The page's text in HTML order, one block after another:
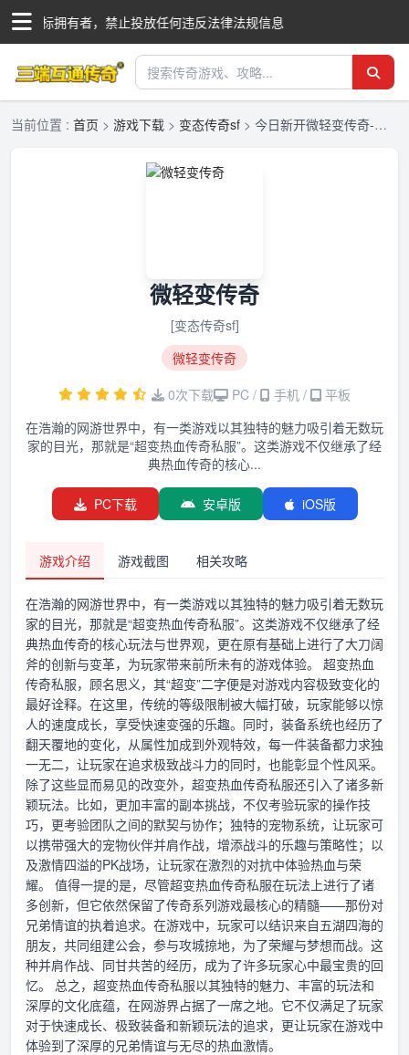
商标拥有者，禁止投放任何违反法律法规信息
当前位置 : 首页 > 游戏下载 > 变态传奇sf > 今日新开微轻变传奇-微轻变传奇最新版本-三端互通传奇发布网
微轻变传奇
[变态传奇sf]
微轻变传奇
0次下载
PC / 手机 /
平板
在浩瀚的网游世界中，有一类游戏以其独特的魅力吸引着无数玩
家的目光，那就是“超变热血传奇私服”。这类游戏不仅继承了经
典热血传奇的核心...
PC下载 安卓版 iOS版
游戏介绍 游戏截图 相关攻略
在浩瀚的网游世界中，有一类游戏以其独特的魅力吸引着无数玩
家的目光，那就是“超变热血传奇私服”。这类游戏不仅继承了经
典热血传奇的核心玩法与世界观，更在原有基础上进行了大刀阔
斧的创新与变革，为玩家带来前所未有的游戏体验。 超变热血
传奇私服，顾名思义，其“超变”二字便是对游戏内容极致变化的
最好诠释。在这里，传统的等级限制被大幅打破，玩家能够以惊
人的速度成长，享受快速变强的乐趣。同时，装备系统也经历了
翻天覆地的变化，从属性加成到外观特效，每一件装备都力求独
一无二，让玩家在追求极致战斗力的同时，也能彰显个性风采。
除了这些显而易见的改变外，超变热血传奇私服还引入了诸多新
颖玩法。比如，更加丰富的副本挑战，不仅考验玩家的操作技
巧，更考验团队之间的默契与协作；独特的宠物系统，让玩家可
以携带强大的宠物伙伴并肩作战，增添战斗的乐趣与策略性；以
及激情四溢的PK战场，让玩家在激烈的对抗中体验热血与荣
耀。 值得一提的是，尽管超变热血传奇私服在玩法上进行了诸
多创新，但它依然保留了传奇系列游戏最核心的精髓——那份对
兄弟情谊的执着追求。在游戏中，玩家可以结识来自五湖四海的
朋友，共同组建公会，参与攻城掠地，为了荣耀与梦想而战。这
种并肩作战、同甘共苦的经历，成为了许多玩家心中最宝贵的回
忆。 总之，超变热血传奇私服以其独特的魅力、丰富的玩法和
深厚的文化底蕴，在网游界占据了一席之地。它不仅满足了玩家
对于快速成长、极致装备和新颖玩法的追求，更让玩家在游戏中
体验到了深厚的兄弟情谊与无尽的热血激情。